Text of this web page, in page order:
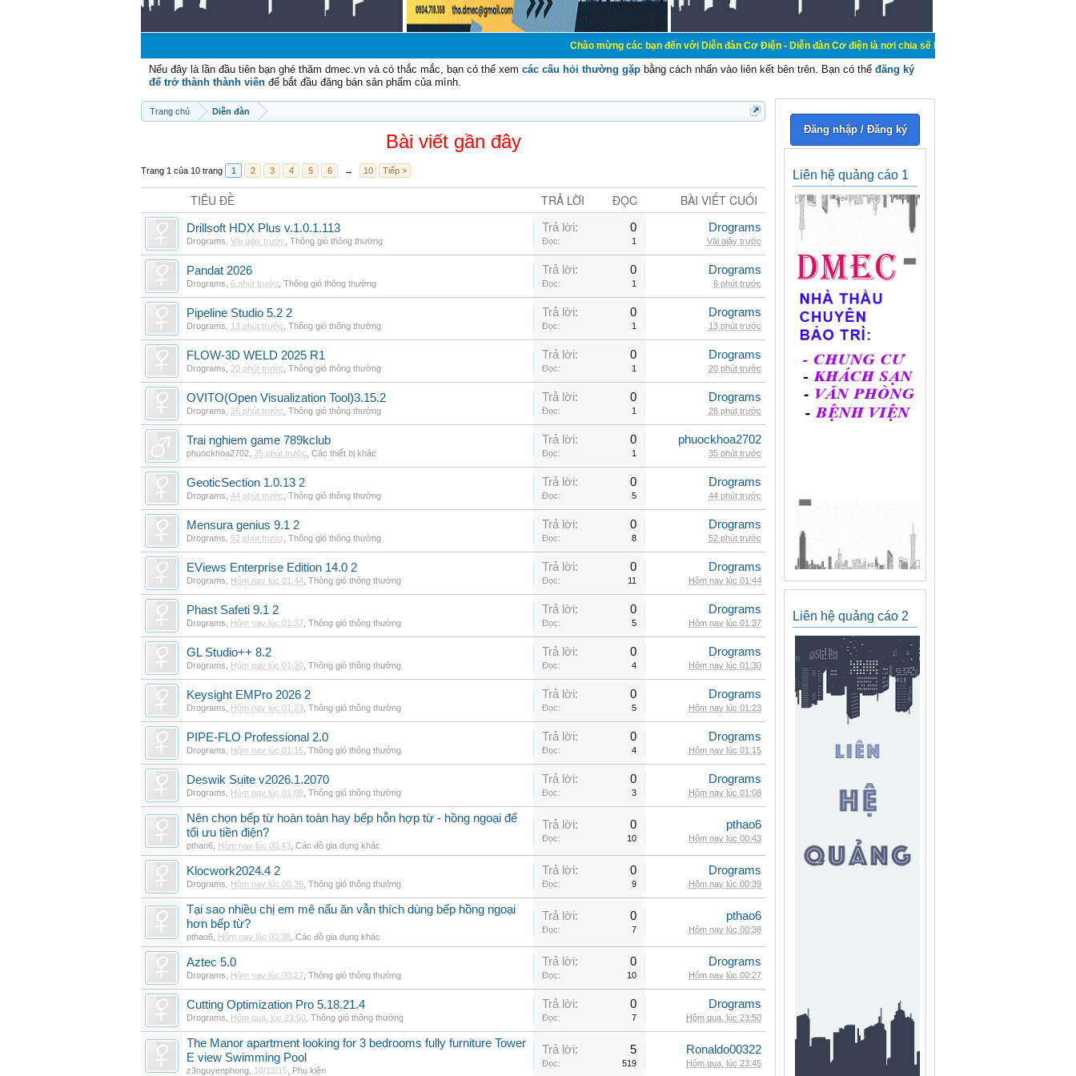
Chào mừng các bạn đến với Diễn đàn Cơ Điện - Diễn đàn Cơ điện là nơi chia sẽ kiến thức kinh nghiệm trong lãnh vực cơ
Nếu đây là lần đầu tiên bạn ghé thăm dmec.vn và có thắc mắc, bạn có thể xem các câu hỏi thường gặp bằng cách nhấn vào liên kết bên trên. Bạn có thể đăng ký
để trở thành thành viên để bắt đầu đăng bán sản phẩm của mình.
Trang chủ Diễn đàn
Bài viết gần đây
Trang 1 của 10 trang 1 2 3 4 5 6 → 10 Tiếp >
TIÊU ĐỀ TRẢ LỜI ĐỌC BÀI VIẾT CUỐI
Drillsoft HDX Plus v.1.0.1.113
Drograms Vài giây trước Thông gió thông thường
Trả lời: 0
Đọc: 1
Drograms
Vài giây trước
Pandat 2026
Drograms 6 phút trước Thông gió thông thường
Trả lời: 0
Đọc: 1
Drograms
6 phút trước
Pipeline Studio 5.2 2
Drograms 13 phút trước Thông gió thông thường
Trả lời: 0
Đọc: 1
Drograms
13 phút trước
FLOW-3D WELD 2025 R1
Drograms 20 phút trước Thông gió thông thường
Trả lời: 0
Đọc: 1
Drograms
20 phút trước
OVITO(Open Visualization Tool)3.15.2
Drograms 26 phút trước Thông gió thông thường
Trả lời: 0
Đọc: 1
Drograms
26 phút trước
Trai nghiem game 789kclub
phuockhoa2702 35 phút trước Các thiết bị khác
Trả lời: 0
Đọc: 1
phuockhoa2702
35 phút trước
GeoticSection 1.0.13 2
Drograms 44 phút trước Thông gió thông thường
Trả lời: 0
Đọc: 5
Drograms
44 phút trước
Mensura genius 9.1 2
Drograms 52 phút trước Thông gió thông thường
Trả lời: 0
Đọc: 8
Drograms
52 phút trước
EViews Enterprise Edition 14.0 2
Drograms Hôm nay lúc 01:44 Thông gió thông thường
Trả lời: 0
Đọc: 11
Drograms
Hôm nay lúc 01:44
Phast Safeti 9.1 2
Drograms Hôm nay lúc 01:37 Thông gió thông thường
Trả lời: 0
Đọc: 5
Drograms
Hôm nay lúc 01:37
GL Studio++ 8.2
Drograms Hôm nay lúc 01:30 Thông gió thông thường
Trả lời: 0
Đọc: 4
Drograms
Hôm nay lúc 01:30
Keysight EMPro 2026 2
Drograms Hôm nay lúc 01:23 Thông gió thông thường
Trả lời: 0
Đọc: 5
Drograms
Hôm nay lúc 01:23
PIPE-FLO Professional 2.0
Drograms Hôm nay lúc 01:15 Thông gió thông thường
Trả lời: 0
Đọc: 4
Drograms
Hôm nay lúc 01:15
Deswik Suite v2026.1.2070
Drograms Hôm nay lúc 01:08 Thông gió thông thường
Trả lời: 0
Đọc: 3
Drograms
Hôm nay lúc 01:08
Nên chọn bếp từ hoàn toàn hay bếp hỗn hợp từ - hồng ngoại để
tối ưu tiền điện?
pthao6 Hôm nay lúc 00:43 Các đồ gia dụng khác
Trả lời: 0
Đọc: 10
pthao6
Hôm nay lúc 00:43
Klocwork2024.4 2
Drograms Hôm nay lúc 00:39 Thông gió thông thường
Trả lời: 0
Đọc: 9
Drograms
Hôm nay lúc 00:39
Tại sao nhiều chị em mê nấu ăn vẫn thích dùng bếp hồng ngoại
hơn bếp từ?
pthao6 Hôm nay lúc 00:38 Các đồ gia dụng khác
Trả lời: 0
Đọc: 7
pthao6
Hôm nay lúc 00:38
Aztec 5.0
Drograms Hôm nay lúc 00:27 Thông gió thông thường
Trả lời: 0
Đọc: 10
Drograms
Hôm nay lúc 00:27
Cutting Optimization Pro 5.18.21.4
Drograms Hôm qua, lúc 23:50 Thông gió thông thường
Trả lời: 0
Đọc: 7
Drograms
Hôm qua, lúc 23:50
The Manor apartment looking for 3 bedrooms fully furniture Tower
E view Swimming Pool
z3nguyenphong 18/12/15 Phụ kiện
Trả lời: 5
Đọc: 519
Ronaldo00322
Hôm qua, lúc 23:45
Đăng nhập / Đăng ký
Liên hệ quảng cáo 1
Liên hệ quảng cáo 2